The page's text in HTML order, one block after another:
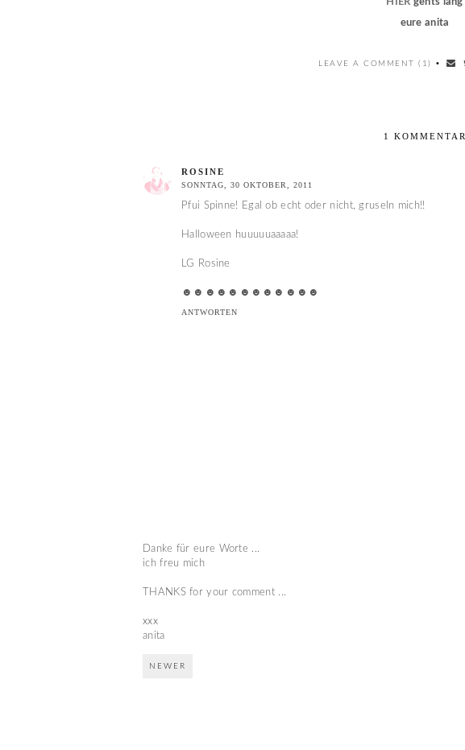
eure anita
LEAVE A COMMENT (1) •
1 KOMMENTAR
ROSINE
SONNTAG, 30 OKTOBER, 2011
Pfui Spinne! Egal ob echt oder nicht, gruseln mich!!
Halloween huuuuuaaaaa!
LG Rosine
☻☻☻☻☻☻☻☻☻☻☻☻
ANTWORTEN
Danke für eure Worte ...
ich freu mich
THANKS for your comment ...
xxx
anita
NEWER